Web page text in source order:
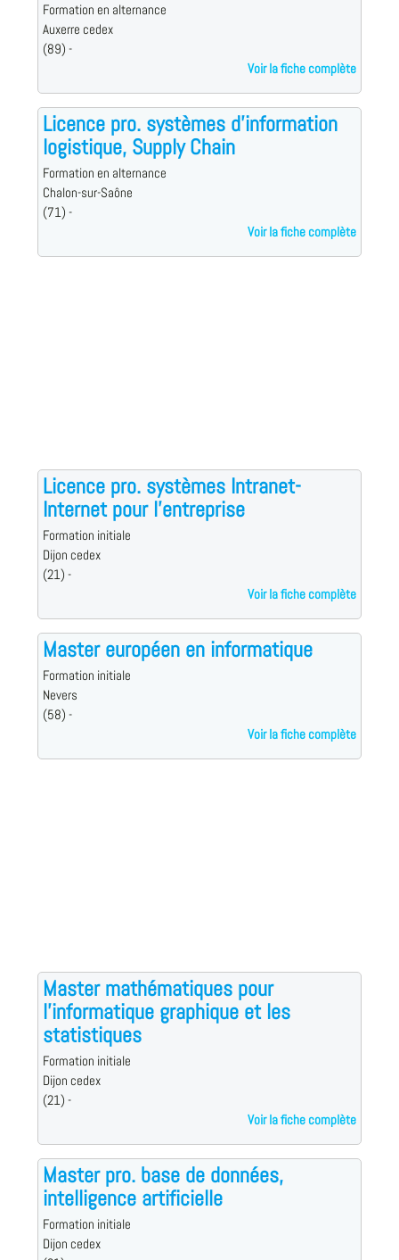
Formation en alternance
Auxerre cedex
(89) -
Voir la fiche complète
Licence pro. systèmes d'information
logistique, Supply Chain
Formation en alternance
Chalon-sur-Saône
(71) -
Voir la fiche complète
Licence pro. systèmes Intranet-
Internet pour l'entreprise
Formation initiale
Dijon cedex
(21) -
Voir la fiche complète
Master européen en informatique
Formation initiale
Nevers
(58) -
Voir la fiche complète
Master mathématiques pour
l'informatique graphique et les
statistiques
Formation initiale
Dijon cedex
(21) -
Voir la fiche complète
Master pro. base de données,
intelligence artificielle
Formation initiale
Dijon cedex